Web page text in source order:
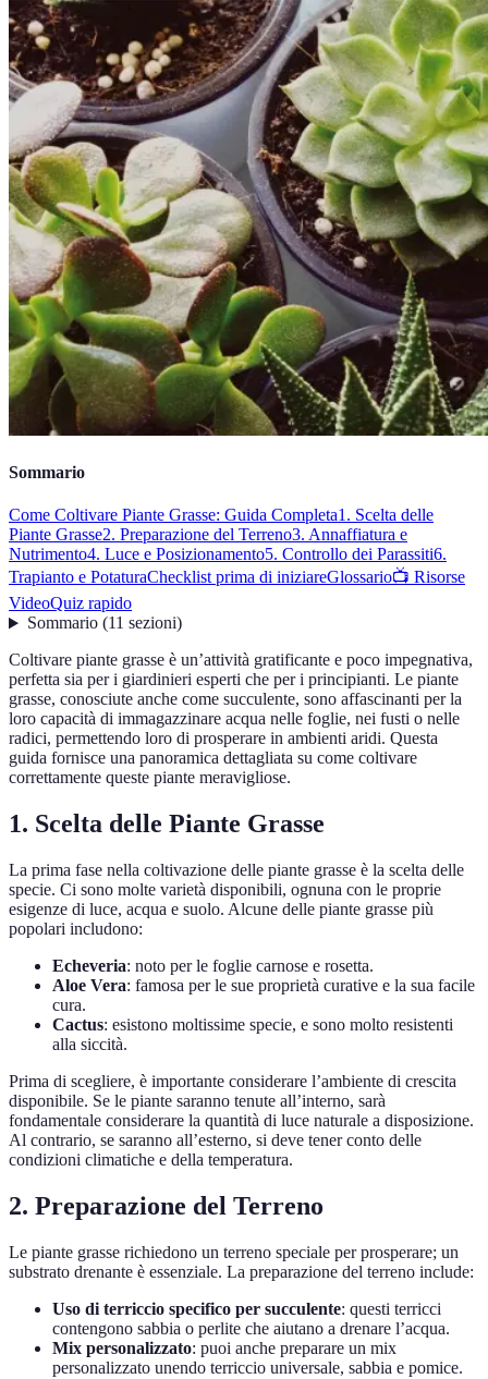
Sommario
Come Coltivare Piante Grasse: Guida Completa1. Scelta delle
Piante Grasse2. Preparazione del Terreno3. Annaffiatura e
Nutrimento4. Luce e Posizionamento5. Controllo dei Parassiti6.
Trapianto e PotaturaChecklist prima di iniziareGlossario📺 Risorse
VideoQuiz rapido
Sommario(11 sezioni)
Coltivare piante grasse è un’attività gratificante e poco impegnativa,
perfetta sia per i giardinieri esperti che per i principianti. Le piante
grasse, conosciute anche come succulente, sono affascinanti per la
loro capacità di immagazzinare acqua nelle foglie, nei fusti o nelle
radici, permettendo loro di prosperare in ambienti aridi. Questa
guida fornisce una panoramica dettagliata su come coltivare
correttamente queste piante meravigliose.
1. Scelta delle Piante Grasse
La prima fase nella coltivazione delle piante grasse è la scelta delle
specie. Ci sono molte varietà disponibili, ognuna con le proprie
esigenze di luce, acqua e suolo. Alcune delle piante grasse più
popolari includono:
Echeveria: noto per le foglie carnose e rosetta.
Aloe Vera: famosa per le sue proprietà curative e la sua facile
cura.
Cactus: esistono moltissime specie, e sono molto resistenti
alla siccità.
Prima di scegliere, è importante considerare l’ambiente di crescita
disponibile. Se le piante saranno tenute all’interno, sarà
fondamentale considerare la quantità di luce naturale a disposizione.
Al contrario, se saranno all’esterno, si deve tener conto delle
condizioni climatiche e della temperatura.
2. Preparazione del Terreno
Le piante grasse richiedono un terreno speciale per prosperare; un
substrato drenante è essenziale. La preparazione del terreno include:
Uso di terriccio specifico per succulente: questi terricci
contengono sabbia o perlite che aiutano a drenare l’acqua.
Mix personalizzato: puoi anche preparare un mix
personalizzato unendo terriccio universale, sabbia e pomice.